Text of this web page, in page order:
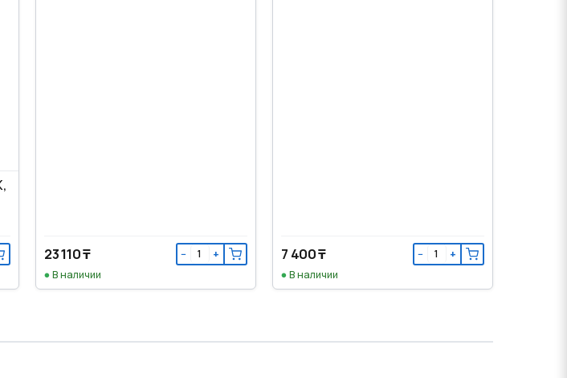
23 110 ₸ − +
В наличии
7 400 ₸ − +
В наличии